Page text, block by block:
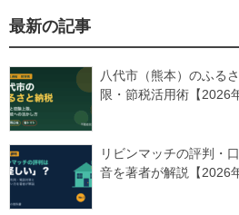
最新の記事
八代市（熊本）のふる
限・節税活用術【2026
リビンマッチの評判・
音を著者が解説【2026